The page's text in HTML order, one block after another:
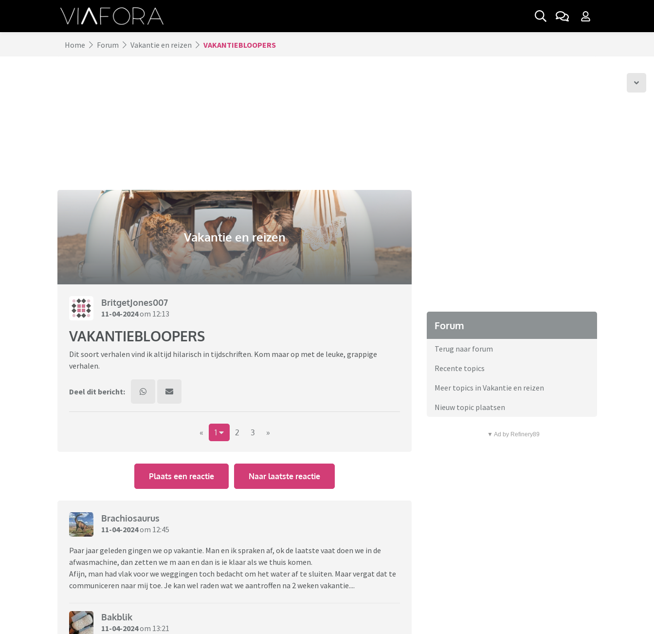
Home Forum Vakantie en reizen VAKANTIEBLOOPERS
Vakantie en reizen
BritgetJones007
11-04-2024om 12:13
VAKANTIEBLOOPERS
Dit soort verhalen vind ik altijd hilarisch in tijdschriften. Kom maar op met de leuke, grappige
verhalen.
Deel dit bericht:
« 1 2 3 »
Plaats een reactie Naar laatste reactie
Brachiosaurus
11-04-2024om 12:45
Paar jaar geleden gingen we op vakantie. Man en ik spraken af, ok de laatste vaat doen we in de
afwasmachine, dan zetten we m aan en dan is ie klaar als we thuis komen.
Afijn, man had vlak voor we weggingen toch bedacht om het water af te sluiten. Maar vergat dat te
communiceren naar mij toe. Je kan wel raden wat we aantroffen na 2 weken vakantie....
Bakblik
11-04-2024om 13:21
Forum
Terug naar forum
Recente topics
Meer topics in Vakantie en reizen
Nieuw topic plaatsen
▼ Ad by Refinery89